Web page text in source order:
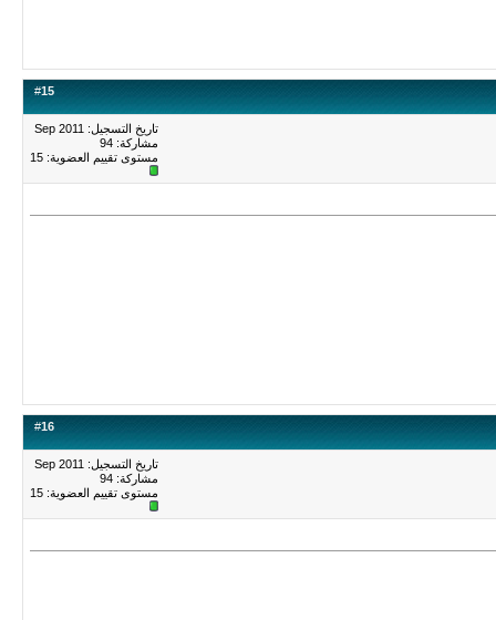
#15
تاريخ التسجيل: Sep 2011
مشاركة: 94
مستوى تقييم العضوية: 15
#16
تاريخ التسجيل: Sep 2011
مشاركة: 94
مستوى تقييم العضوية: 15